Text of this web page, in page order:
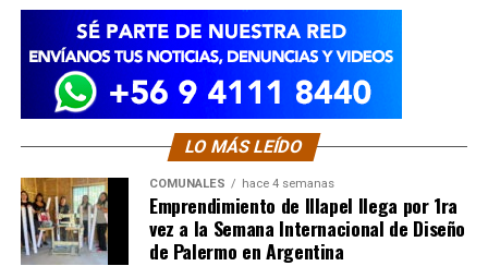
LO MÁS LEÍDO
COMUNALES hace 4 semanas
Emprendimiento de Illapel llega por 1ra
vez a la Semana Internacional de Diseño
de Palermo en Argentina